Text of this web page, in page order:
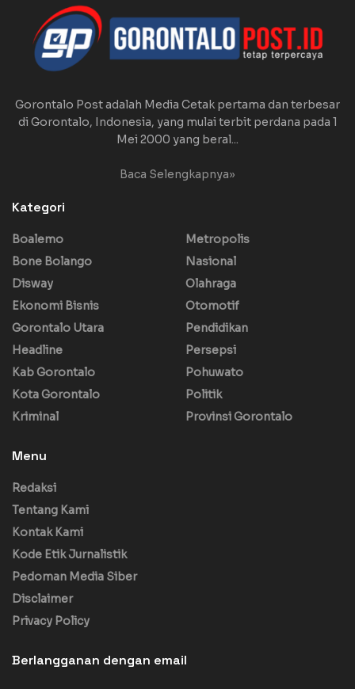
Gorontalo Post adalah Media Cetak pertama dan terbesar
di Gorontalo, Indonesia, yang mulai terbit perdana pada 1
Mei 2000 yang beral...
Baca Selengkapnya»
Kategori
Boalemo
Bone Bolango
Disway
Ekonomi Bisnis
Gorontalo Utara
Headline
Kab Gorontalo
Kota Gorontalo
Kriminal
Metropolis
Nasional
Olahraga
Otomotif
Pendidikan
Persepsi
Pohuwato
Politik
Provinsi Gorontalo
Menu
Redaksi
Tentang Kami
Kontak Kami
Kode Etik Jurnalistik
Pedoman Media Siber
Disclaimer
Privacy Policy
Berlangganan dengan email